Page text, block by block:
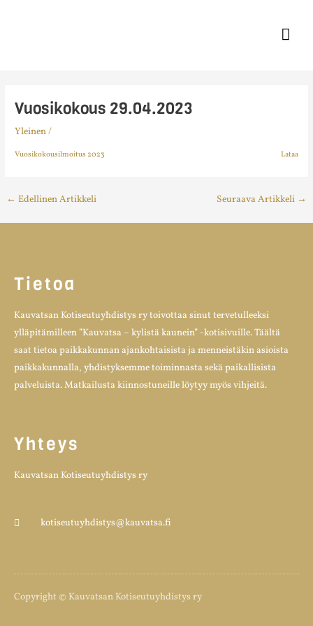
Vuosikokous 29.04.2023
Yleinen/
Vuosikokousilmoitus 2023 Lataa
← Edellinen Artikkeli Seuraava Artikkeli →
Tietoa
Kauvatsan Kotiseutuyhdistys ry toivottaa sinut tervetulleeksi
ylläpitämilleen ”Kauvatsa – kylistä kaunein” -kotisivuille. Täältä
saat tietoa paikkakunnan ajankohtaisista ja menneistäkin asioista
paikkakunnalla, yhdistyksemme toiminnasta sekä paikallisista
palveluista. Matkailusta kiinnostuneille löytyy myös vihjeitä.
Yhteys
Kauvatsan Kotiseutuyhdistys ry
kotiseutuyhdistys@kauvatsa.fi
Copyright © Kauvatsan Kotiseutuyhdistys ry